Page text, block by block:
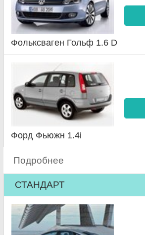
Фольксваген Гольф 1.6 D
Форд Фьюжн 1.4i
Подробнее
СТАНДАРТ